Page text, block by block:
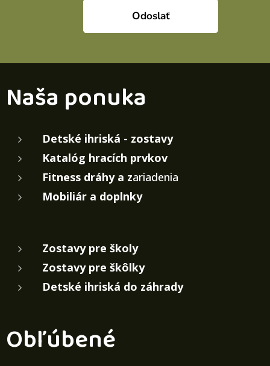
Odoslať
Naša ponuka
Detské ihriská - zostavy
Katalóg hracích prvkov
Fitness dráhy a zariadenia
Mobiliár a doplnky
Zostavy pre školy
Zostavy pre škôlky
Detské ihriská do záhrady
Obľúbené